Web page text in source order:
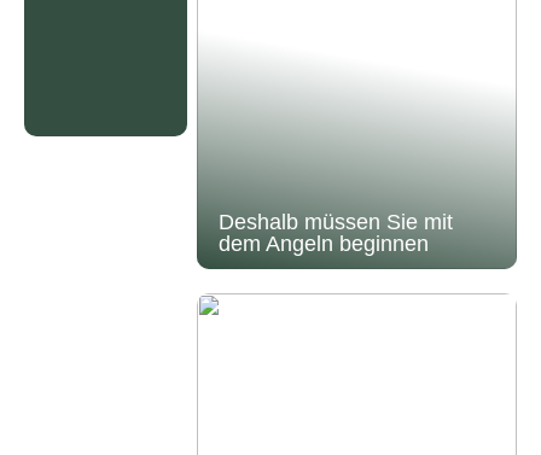
Deshalb müssen Sie mit
dem Angeln beginnen